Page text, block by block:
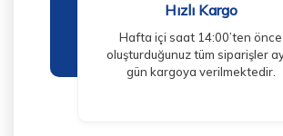
Hızlı Kargo
Hafta içi saat 14:00’ten önce
oluşturduğunuz tüm siparişler
gün kargoya verilmektedir.